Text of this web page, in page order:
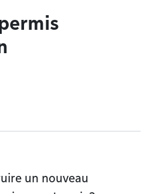
un nouveau